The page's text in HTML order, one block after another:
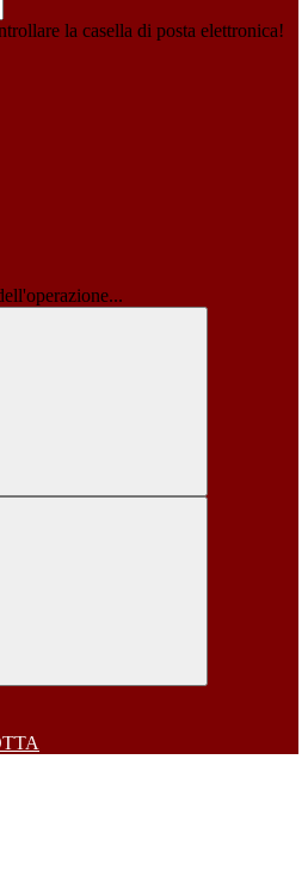
la casella di posta elettronica!